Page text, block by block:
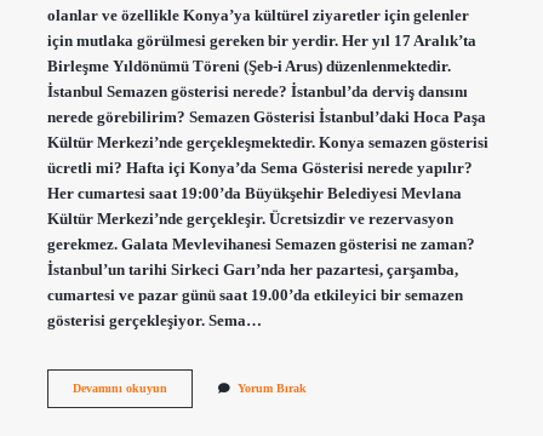
olanlar ve özellikle Konya’ya kültürel ziyaretler için gelenler
için mutlaka görülmesi gereken bir yerdir. Her yıl 17 Aralık’ta
Birleşme Yıldönümü Töreni (Şeb-i Arus) düzenlenmektedir.
İstanbul Semazen gösterisi nerede? İstanbul’da derviş dansını
nerede görebilirim? Semazen Gösterisi İstanbul’daki Hoca Paşa
Kültür Merkezi’nde gerçekleşmektedir. Konya semazen gösterisi
ücretli mi? Hafta içi Konya’da Sema Gösterisi nerede yapılır?
Her cumartesi saat 19:00’da Büyükşehir Belediyesi Mevlana
Kültür Merkezi’nde gerçekleşir. Ücretsizdir ve rezervasyon
gerekmez. Galata Mevlevihanesi Semazen gösterisi ne zaman?
İstanbul’un tarihi Sirkeci Garı’nda her pazartesi, çarşamba,
cumartesi ve pazar günü saat 19.00’da etkileyici bir semazen
gösterisi gerçekleşiyor. Sema…
Devamını okuyunSemazen
Yorum Bırak